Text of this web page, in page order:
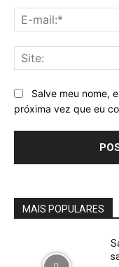
Salve meu nome,
próxima vez que eu
MAIS POPULARES